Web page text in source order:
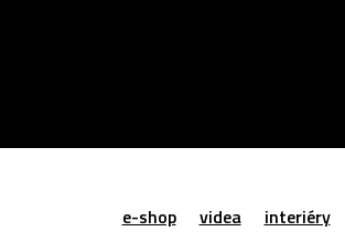
e-shop videa interiéry